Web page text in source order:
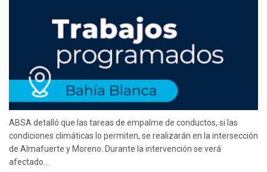
ABSA detalló que las tareas de empalme de conductos, si las
condiciones climáticas lo permiten, se realizarán en la intersección
de Almafuerte y Moreno. Durante la intervención se verá
afectado...